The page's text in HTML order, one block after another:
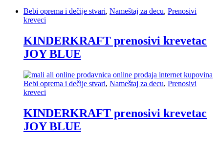
Bebi oprema i dečije stvari, Nameštaj za decu, Prenosivi
kreveci
KINDERKRAFT prenosivi krevetac
JOY BLUE
Bebi oprema i dečije stvari, Nameštaj za decu, Prenosivi
kreveci
KINDERKRAFT prenosivi krevetac
JOY BLUE